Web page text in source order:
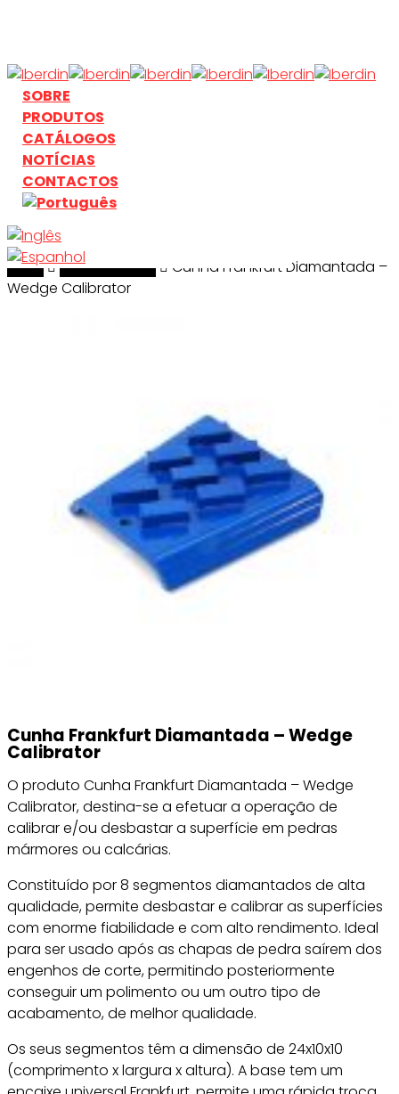
main
content
search
Menu
SOBRE
PRODUTOS
CATÁLOGOS
NOTÍCIAS
CONTACTOS
search
Início Diamantados
Cunha Frankfurt Diamantada –
Wedge Calibrator
Cunha Frankfurt Diamantada – Wedge
Calibrator
O produto Cunha Frankfurt Diamantada – Wedge
Calibrator, destina-se a efetuar a operação de
calibrar e/ou desbastar a superfície em pedras
mármores ou calcárias.
Constituído por 8 segmentos diamantados de alta
qualidade, permite desbastar e calibrar as superfícies
com enorme fiabilidade e com alto rendimento. Ideal
para ser usado após as chapas de pedra saírem dos
engenhos de corte, permitindo posteriormente
conseguir um polimento ou um outro tipo de
acabamento, de melhor qualidade.
Os seus segmentos têm a dimensão de 24x10x10
(comprimento x largura x altura). A base tem um